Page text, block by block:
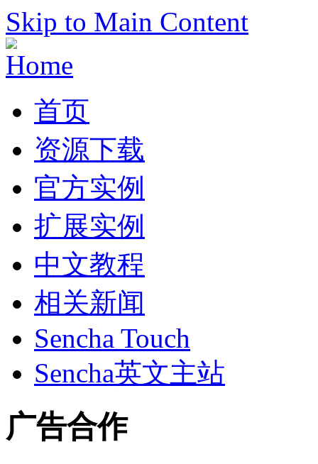
Skip to Main Content
首页
资源下载
官方实例
扩展实例
中文教程
相关新闻
Sencha Touch
Sencha英文主站
广告合作